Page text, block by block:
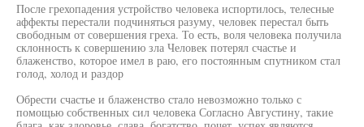
После грехопадения устройство человека испортилось, телесные
аффекты перестали подчиняться разуму, человек перестал быть
свободным от совершения греха. То есть, воля человека получила
склонность к совершению зла Человек потерял счастье и
блаженство, которое имел в раю, его постоянным спутником стал
голод, холод и раздор
Обрести счастье и блаженство стало невозможно только с
помощью собственных сил человека Согласно Августину, такие